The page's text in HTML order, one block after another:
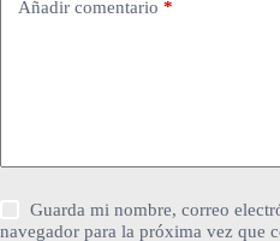
Añadir comentario *
Guarda mi nombre, correo
navegador para la próxima vez que